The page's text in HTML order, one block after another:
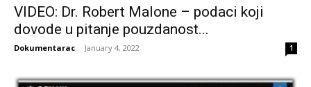
VIDEO: Dr. Robert Malone – podaci koji
dovode u pitanje pouzdanost...
Dokumentarac - January 4, 2022 1